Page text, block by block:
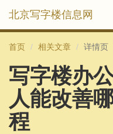
北京写字楼信息网
首页 相关文章 详情页
写字楼办
人能改善
程